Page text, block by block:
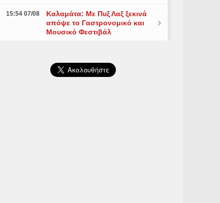
15:54 07/08
Καλαμάτα: Με Πυξ Λαξ ξεκινά
απόψε το Γαστρονομικό και
Μουσικό Φεστιβάλ